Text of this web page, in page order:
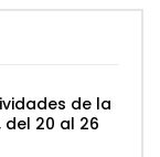
de la
del 20 al 26